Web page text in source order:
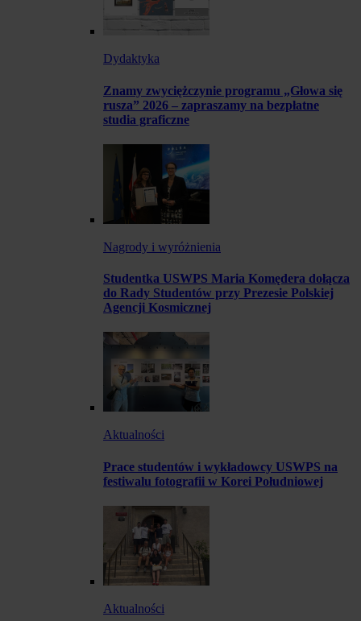
Dydaktyka
Znamy zwyciężczynie programu „Głowa się
rusza” 2026 – zapraszamy na bezpłatne
studia graficzne
Nagrody i wyróżnienia
Studentka USWPS Maria Komędera dołącza
do Rady Studentów przy Prezesie Polskiej
Agencji Kosmicznej
Aktualności
Prace studentów i wykładowcy USWPS na
festiwalu fotografii w Korei Południowej
Aktualności